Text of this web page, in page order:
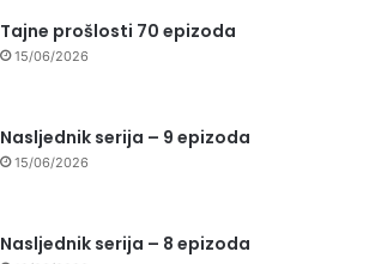
Tajne prošlosti 70 epizoda
15/06/2026
Nasljednik serija – 9 epizoda
15/06/2026
Nasljednik serija – 8 epizoda